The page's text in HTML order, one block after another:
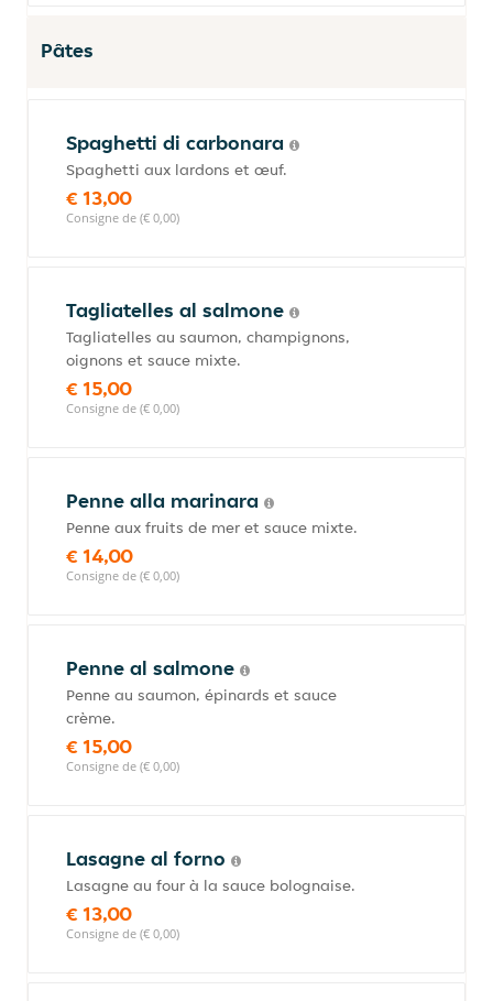
Pâtes
Spaghetti di carbonara
Spaghetti aux lardons et œuf.
€ 13,00
Consigne de (€ 0,00)
Tagliatelles al salmone
Tagliatelles au saumon, champignons,
oignons et sauce mixte.
€ 15,00
Consigne de (€ 0,00)
Penne alla marinara
Penne aux fruits de mer et sauce mixte.
€ 14,00
Consigne de (€ 0,00)
Penne al salmone
Penne au saumon, épinards et sauce
crème.
€ 15,00
Consigne de (€ 0,00)
Lasagne al forno
Lasagne au four à la sauce bolognaise.
€ 13,00
Consigne de (€ 0,00)